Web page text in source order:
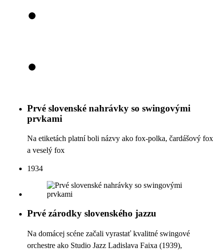
Prvé slovenské nahrávky so swingovými
prvkami
Na etiketách platní boli názvy ako fox-polka, čardášový fox
a veselý fox
1934
Prvé zárodky slovenského jazzu
Na domácej scéne začali vyrastať kvalitné swingové
orchestre ako Studio Jazz Ladislava Faixa (1939),